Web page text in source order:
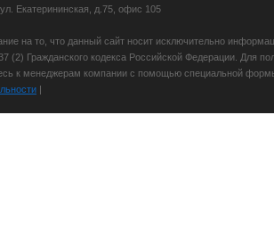
Екатерининская, д.75, офис 105
на то, что данный сайт носит исключительно
(2) Гражданского кодекса Российской Федерации. Для
к менеджерам компании с помощью специальной
|